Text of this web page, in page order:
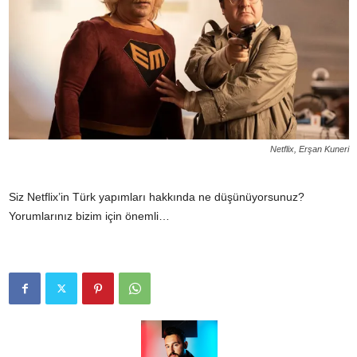
Netflix, Erşan Kuneri
Siz Netflix’in Türk yapımları hakkında ne düşünüyorsunuz?
Yorumlarınız bizim için önemli…